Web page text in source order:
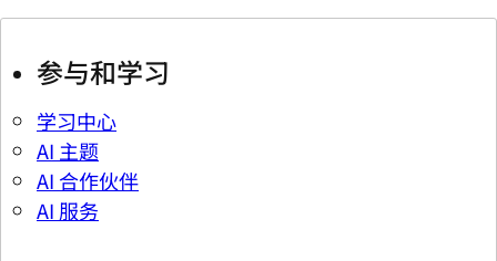
参与和学习
学习中心
AI 主题
AI 合作伙伴
AI 服务